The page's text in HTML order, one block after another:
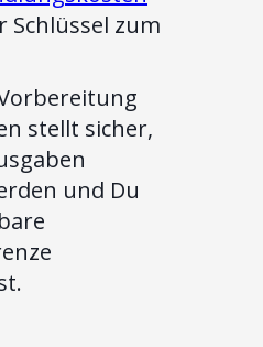
Schlüssel zum
stellt sicher,
und Du